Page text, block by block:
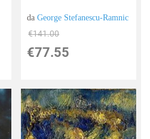
daGeorge Stefanescu-Ramnic
€141.00
€77.55